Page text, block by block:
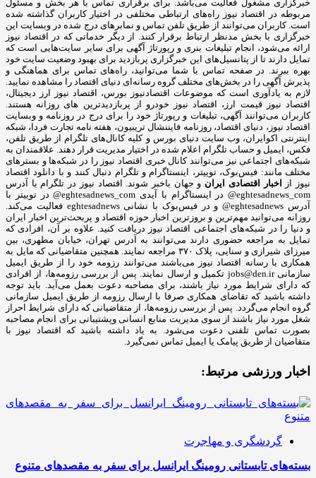
خبرگزاری مشغول فعالیت می‌باشد. برای برقراری تماس با هر بخش و مسئول
مربوطه در اقتصاد نیوز راه‌های ارتباطی مختلفی در اختیار کاربران گذاشته شده
است. کاربران می‌توانند از طریق تلفن تماس و نمابرهای درج شده در وبسایت این
خبرگزاری با بخش مدنظر ارتباط برقرار کنند. از دیگر خدماتی که در اقتصاد نیوز
ارائه می‌شود، انجام تبلیغات بنری و رپورتاژ آگهی برای سایر سایت‌هایی است که
تمایل دارند تا از پتانسیل‌های این خبرگزاری پربازدید برای بهبود وضعیت سایت خود
بهره ببرند. در صفحه تماس با شما می‌توانید، راه‌های تماس برای هماهنگی و
پذیرش آگهی را در بخش‌های مختلف گروه رسانه‌ای دنیای اقتصاد را مشاهده نمایید.
لازم به یادآوری است که موضوعات اقتصادنیوز بورس، اقتصاد نیوز ارز دیجیتال،
اقتصاد نیوز قیمت ارز، اقتصاد نیوز خودرو از پربازدیدترین های روزانه هستند.
کاربران می‌توانند آگهی، تبلیغات و رپورتاژ خود را برای درج در روزنامه و وبسایت
اقتصاد نیوز، دنیای اقتصاد، روزنامه فایننشال تریبیون، هفته نامه تجارت فردا، شبکه
اینترنتی اکوایران، وب سایت دنیای بورس و کلیه کانال‌های تلگرام از طریق تلفن،
فکس، ایمیل و حساب تلگرام اعلام شده در اختیار مدیریت قرار دهند. علاقمندان به
شبکه‎‌های اجتماعی نیز می‌توانند کانال خبری اقتصاد نیوز را در شبکه‌ها و بسترهای
مختلف مانند: فیس‌بوک، توییتر، اینستاگرام و تلگرام دنبال کنند و با دانلود اقتصاد
نیوز از اخبار اقتصادی ایران و جهان باخبر شوند. اقتصاد نیوز در تلگرام با آدرس
eghtesadnews_com@ در اینستاگرام با آیدی eghtesadnews_com@ در توییتر با
آدرس eghtesadnews@ و در فیس‌بوک با نشانی eghtesadnews فعالیت می‌کند.
روزانه می‌توانید مهم‌ترین و بروزترین اخبار حوزه اقتصاد و پربحث‌ترین اخبار ایران
و دنیا را در شبکه‌های اجتماعی اقتصاد نیوز دریافت کنید. علاوه بر آن، افرادی که
تمایل به مراجعه حضوری دارند می‌توانند به آدرس تهران، خیابان مطهری، بین
میرزای شیرازی و سنایی، پلاک ۳۷۰ مراجعه نمایند. همچنین متقاضیانی که مایل به
همکاری با رسانه‌ اقتصاد نیوز می‌باشند می‌توانند رزومه خود را از طریق ایمیل
سازمانی jobs@den.ir تکمیل و ارسال نمایند. پس از بررسی رزومه‌ها، از افرادی
که دارای شرایط مورد نیاز باشند، برای مصاحبه دعوت بعمل می‌آید. باید توجه
داشته باشید که تقاضای همکاری صرفا با ارسال رزومه از طریق ایمیل سازمانی
گروه انجام می‌گردد. پس از بررسی رزومه‌ها، از متقاضیانی که دارای شرایط احراز
شغل مورد نیاز باشند از سوی مدیریت منابع انسانی وپشتیبانی برای انجام مصاحبه
بصورت تماس تلفنی دعوت می‌شود. به یاد داشته باشید که اقتصاد نیوز با
متقاضیان از طریق پیامک یا ایمیل تماس نمی‌گیرد.
اخبار ورزشی مرتبط:
گردشگری و مهاجرت
بسته‌های تابستانی رومینگ ایرانسل برای سفر به مقصدهای متنوع